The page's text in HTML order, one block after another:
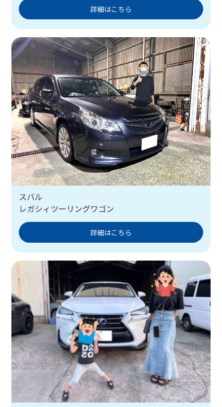
詳細はこちら
スバル
レガシィツーリングワゴン
詳細はこちら